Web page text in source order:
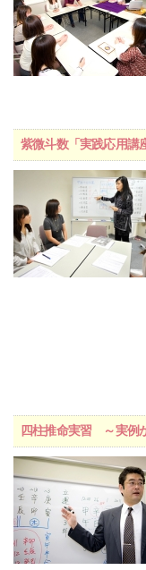
紫微斗数「実践応用
四柱推命実習 ～実例